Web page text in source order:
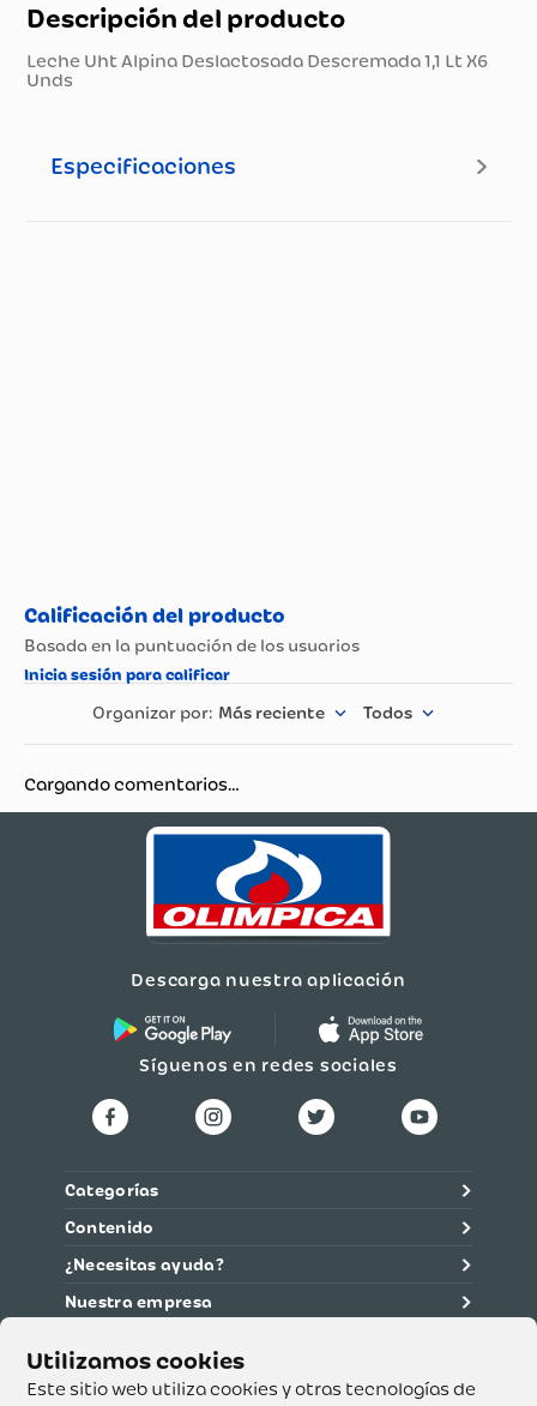
Este sitio web utiliza cookies y otras tecnologías de
Descripción del producto
Leche Uht Alpina Deslactosada Descremada 1,1 Lt X6
Unds
Especificaciones
Más reciente Todos
Cargando comentarios…
Descarga nuestra aplicación
Síguenos en redes sociales
Categorías
Contenido
¿Necesitas ayuda?
Nuestra empresa